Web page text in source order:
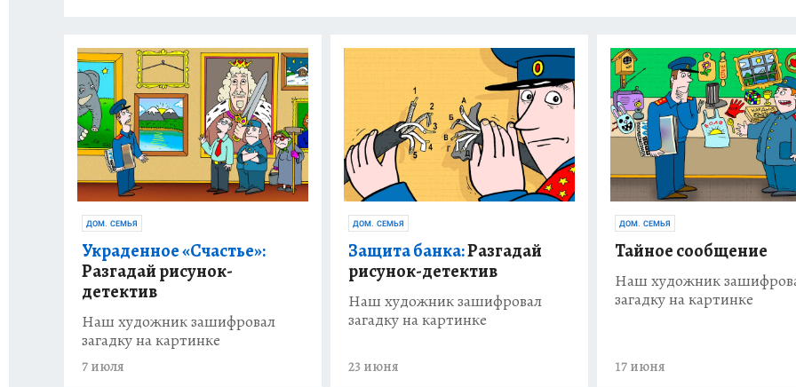
ДОМ. СЕМЬЯ
Украденное «Счастье»:
Разгадай рисунок-
детектив
Наш художник зашифровал
загадку на картинке
7 июля
ДОМ. СЕМЬЯ
Защита банка:Разгадай
рисунок-детектив
Наш художник зашифровал
загадку на картинке
23 июня
ДОМ. СЕМЬЯ
Тайное сообщение
Наш художник
загадку на картинке
17 июня